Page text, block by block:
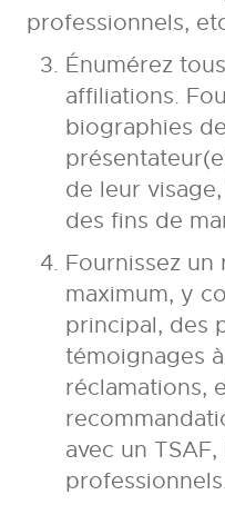
professionnels,
Énumérez
affiliations.
biographies
de leur
des fins de
Fournissez
maximum, y
principal, des
témoignages
réclamations,
avec un